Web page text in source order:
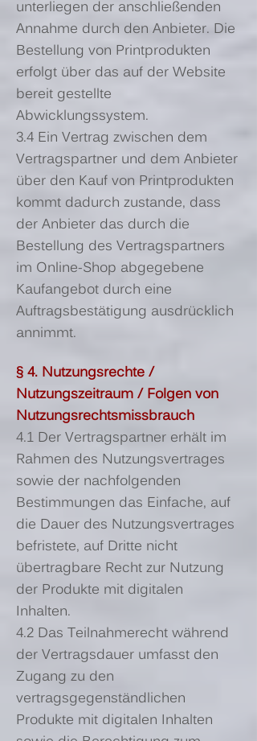
unterliegen der anschließenden
Annahme durch den Anbieter. Die
Bestellung von Printprodukten
erfolgt über das auf der Website
bereit gestellte
Abwicklungssystem.
3.4 Ein Vertrag zwischen dem
Vertragspartner und dem Anbieter
über den Kauf von Printprodukten
kommt dadurch zustande, dass
der Anbieter das durch die
Bestellung des Vertragspartners
im Online-Shop abgegebene
Kaufangebot durch eine
Auftragsbestätigung ausdrücklich
annimmt.
§ 4. Nutzungsrechte /
Nutzungszeitraum / Folgen von
Nutzungsrechtsmissbrauch
4.1 Der Vertragspartner erhält im
Rahmen des Nutzungsvertrages
sowie der nachfolgenden
Bestimmungen das Einfache, auf
die Dauer des Nutzungsvertrages
befristete, auf Dritte nicht
übertragbare Recht zur Nutzung
der Produkte mit digitalen
Inhalten.
4.2 Das Teilnahmerecht während
der Vertragsdauer umfasst den
Zugang zu den
vertragsgegenständlichen
Produkte mit digitalen Inhalten